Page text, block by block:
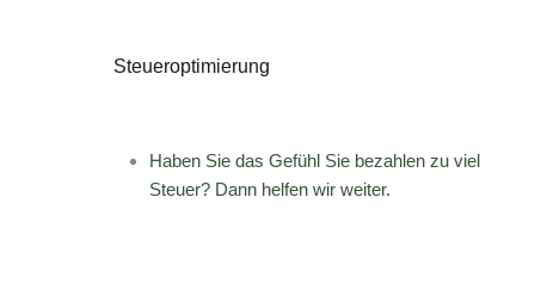
Steueroptimierung
Haben Sie das Gefühl Sie bezahlen zu viel
Steuer? Dann helfen wir weiter.